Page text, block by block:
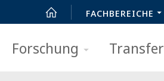
FACHBEREICHE
Forschung Transfer